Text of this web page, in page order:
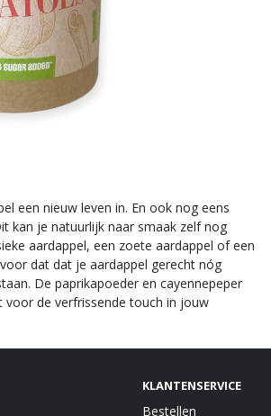
een nieuw leven in. En ook nog eens
kan je natuurlijk naar smaak zelf nog
aardappel, een zoete aardappel of een
dat dat je aardappel gerecht nóg
De paprikapoeder en cayennepeper
voor de verfrissende touch in jouw
KLANTENSERVICE
Bestellen